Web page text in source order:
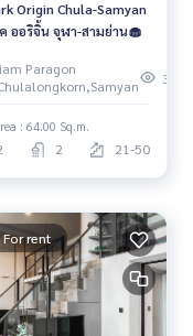
Origin Chula-Samyan
ออริจิ้น จุฬา-สามย่าน🧁
Paragon
336
: 64.00 Sq.m.
2 21-50
For rent